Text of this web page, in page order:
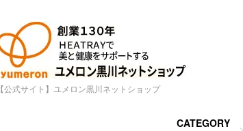
【公式サイト】ユメロン黒川ネットショップ
CATEGORY